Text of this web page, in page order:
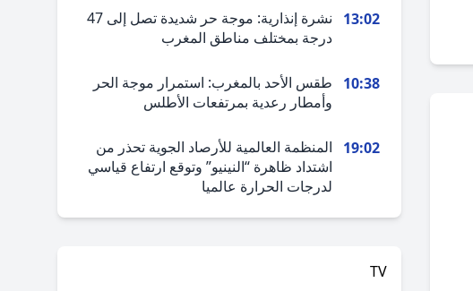
13:02
نشرة إنذارية: موجة حر شديدة تصل إلى 47
درجة بمختلف مناطق المغرب
10:38
طقس الأحد بالمغرب: استمرار موجة الحر
وأمطار رعدية بمرتفعات الأطلس
19:02
المنظمة العالمية للأرصاد الجوية تحذر من
اشتداد ظاهرة “النينيو” وتوقع ارتفاع قياسي
لدرجات الحرارة عالميا
TV